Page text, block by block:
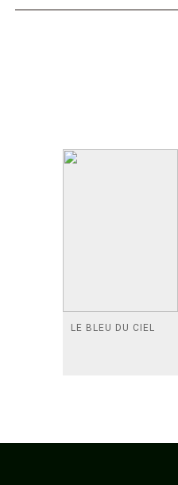
LE BLEU DU CIEL